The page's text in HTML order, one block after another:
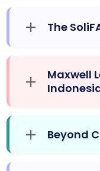
The
Maxwell
Beyond